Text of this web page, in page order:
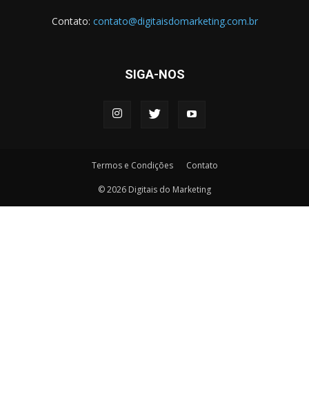
Contato: contato@digitaisdomarketing.com.br
SIGA-NOS
Termos e Condições Contato
© 2026 Digitais do Marketing